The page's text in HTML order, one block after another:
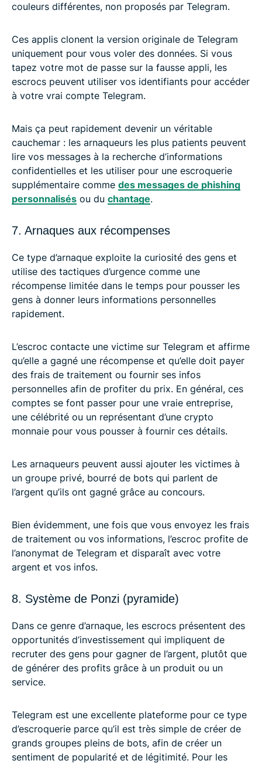
couleurs différentes, non proposés par Telegram.
Ces applis clonent la version originale de Telegram
uniquement pour vous voler des données. Si vous
tapez votre mot de passe sur la fausse appli, les
escrocs peuvent utiliser vos identifiants pour accéder
à votre vrai compte Telegram.
Mais ça peut rapidement devenir un véritable
cauchemar : les arnaqueurs les plus patients peuvent
lire vos messages à la recherche d’informations
confidentielles et les utiliser pour une escroquerie
supplémentaire comme des messages de phishing
personnalisés ou du chantage.
7. Arnaques aux récompenses
Ce type d’arnaque exploite la curiosité des gens et
utilise des tactiques d’urgence comme une
récompense limitée dans le temps pour pousser les
gens à donner leurs informations personnelles
rapidement.
L’escroc contacte une victime sur Telegram et affirme
qu’elle a gagné une récompense et qu’elle doit payer
des frais de traitement ou fournir ses infos
personnelles afin de profiter du prix. En général, ces
comptes se font passer pour une vraie entreprise,
une célébrité ou un représentant d’une crypto
monnaie pour vous pousser à fournir ces détails.
Les arnaqueurs peuvent aussi ajouter les victimes à
un groupe privé, bourré de bots qui parlent de
l’argent qu’ils ont gagné grâce au concours.
Bien évidemment, une fois que vous envoyez les frais
de traitement ou vos informations, l’escroc profite de
l’anonymat de Telegram et disparaît avec votre
argent et vos infos.
8. Système de Ponzi (pyramide)
Dans ce genre d’arnaque, les escrocs présentent des
opportunités d’investissement qui impliquent de
recruter des gens pour gagner de l’argent, plutôt que
de générer des profits grâce à un produit ou un
service.
Telegram est une excellente plateforme pour ce type
d’escroquerie parce qu’il est très simple de créer de
grands groupes pleins de bots, afin de créer un
sentiment de popularité et de légitimité. Pour les